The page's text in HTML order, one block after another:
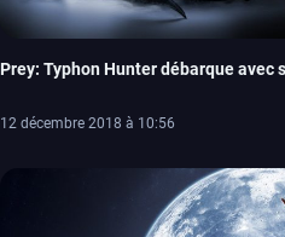
Prey: Typhon Hunter débarque avec
12 décembre 2018 à 10:56